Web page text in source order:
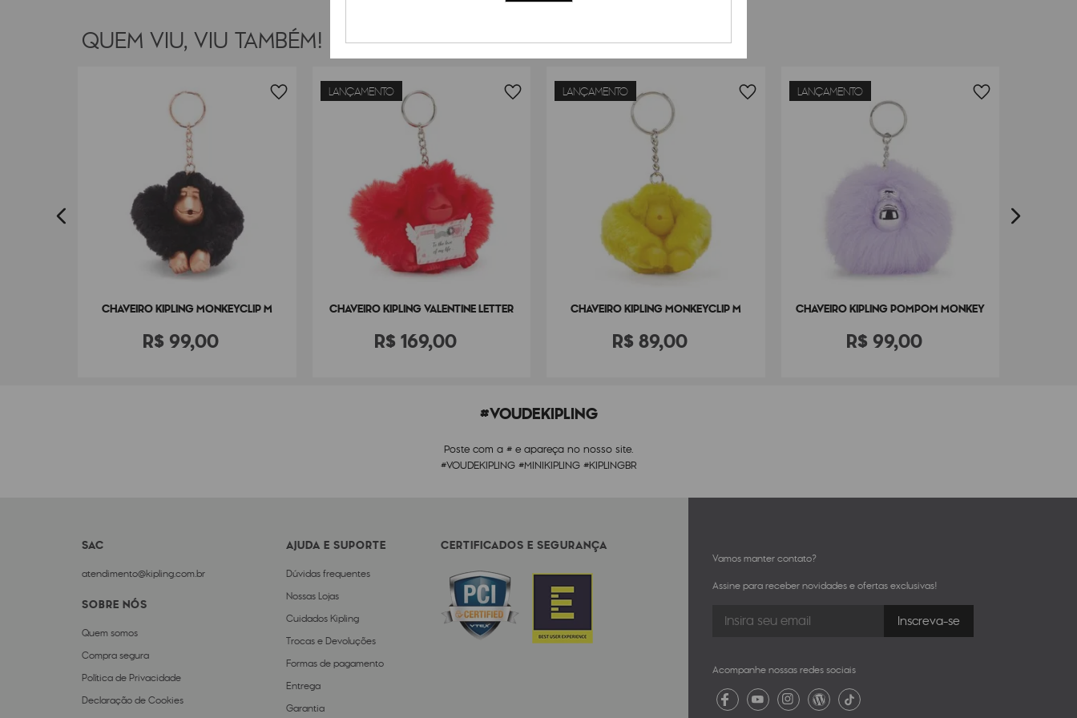
QUEM VIU, VIU TAMBÉM!
CHAVEIRO KIPLING MONKEYCLIP M
R$ 99,00
LANÇAMENTO
CHAVEIRO KIPLING VALENTINE LETTER
R$169,00
LANÇAMENTO
CHAVEIRO KIPLING MONKEYCLIP M
R$89,00
LANÇAMENTO
CHAVEIRO KIPLING POMPOM MONKEY
R$ 99,00
#VOUDEKIPLING
Poste com a # e apareça no nosso site.
#VOUDEKIPLING #MINIKIPLING #KIPLINGBR
SAC
atendimento@kipling.com.br
SOBRE NÓS
Quem somos
Compra segura
Política de Privacidade
Declaração de Cookies
AJUDA E SUPORTE
Dúvidas frequentes
Nossas Lojas
Cuidados Kipling
Trocas e Devoluções
Formas de pagamento
Entrega
Garantia
CERTIFICADOS E SEGURANÇA
Vamos manter contato?
Assine para receber novidades e ofertas exclusivas!
Acompanhe nossas redes sociais